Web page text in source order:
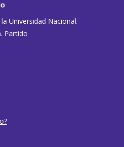
Universidad Nacional.
Partido